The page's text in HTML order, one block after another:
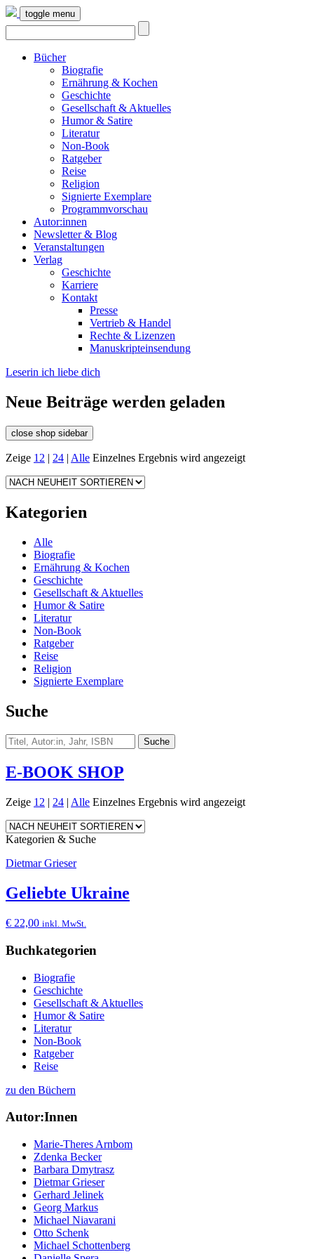
toggle menu
Bücher
Biografie
Ernährung & Kochen
Geschichte
Gesellschaft & Aktuelles
Humor & Satire
Literatur
Non-Book
Ratgeber
Reise
Religion
Signierte Exemplare
Programmvorschau
Autor:innen
Newsletter & Blog
Veranstaltungen
Verlag
Geschichte
Karriere
Kontakt
Presse
Vertrieb & Handel
Rechte & Lizenzen
Manuskripteinsendung
Leserin ich liebe dich
Neue Beiträge werden geladen
close shop sidebar
Zeige 12 | 24 | Alle Einzelnes Ergebnis wird angezeigt
Kategorien
Alle
Biografie
Ernährung & Kochen
Geschichte
Gesellschaft & Aktuelles
Humor & Satire
Literatur
Non-Book
Ratgeber
Reise
Religion
Signierte Exemplare
Suche
E-BOOK SHOP
Zeige 12 | 24 | Alle Einzelnes Ergebnis wird angezeigt
Kategorien & Suche
Dietmar Grieser
Geliebte Ukraine
€ 22,00 inkl. MwSt.
Buchkategorien
Biografie
Geschichte
Gesellschaft & Aktuelles
Humor & Satire
Literatur
Non-Book
Ratgeber
Reise
zu den Büchern
Autor:Innen
Marie-Theres Arnbom
Zdenka Becker
Barbara Dmytrasz
Dietmar Grieser
Gerhard Jelinek
Georg Markus
Michael Niavarani
Otto Schenk
Michael Schottenberg